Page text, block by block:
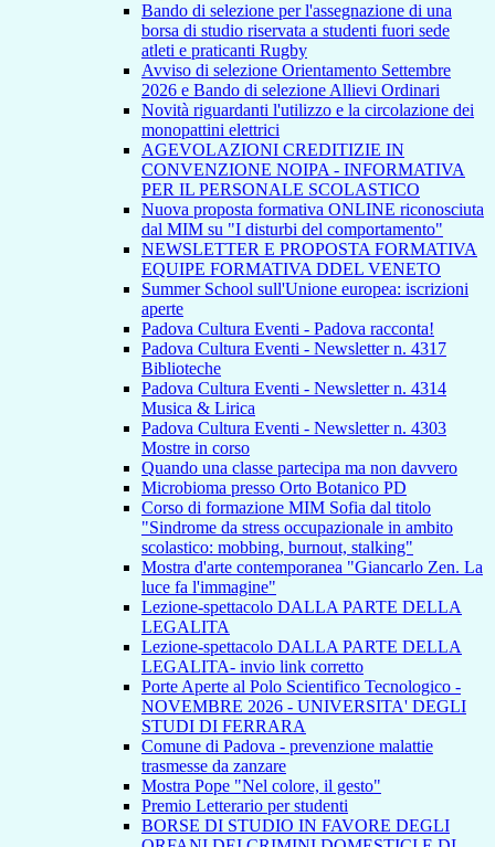
Bando di selezione per l'assegnazione di una
borsa di studio riservata a studenti fuori sede
atleti e praticanti Rugby
Avviso di selezione Orientamento Settembre
2026 e Bando di selezione Allievi Ordinari
Novità riguardanti l'utilizzo e la circolazione dei
monopattini elettrici
AGEVOLAZIONI CREDITIZIE IN
CONVENZIONE NOIPA - INFORMATIVA
PER IL PERSONALE SCOLASTICO
Nuova proposta formativa ONLINE riconosciuta
dal MIM su "I disturbi del comportamento"
NEWSLETTER E PROPOSTA FORMATIVA
EQUIPE FORMATIVA DDEL VENETO
Summer School sull'Unione europea: iscrizioni
aperte
Padova Cultura Eventi - Padova racconta!
Padova Cultura Eventi - Newsletter n. 4317
Biblioteche
Padova Cultura Eventi - Newsletter n. 4314
Musica & Lirica
Padova Cultura Eventi - Newsletter n. 4303
Mostre in corso
Quando una classe partecipa ma non davvero
Microbioma presso Orto Botanico PD
Corso di formazione MIM Sofia dal titolo
"Sindrome da stress occupazionale in ambito
scolastico: mobbing, burnout, stalking"
Mostra d'arte contemporanea "Giancarlo Zen. La
luce fa l'immagine"
Lezione-spettacolo DALLA PARTE DELLA
LEGALITA
Lezione-spettacolo DALLA PARTE DELLA
LEGALITA- invio link corretto
Porte Aperte al Polo Scientifico Tecnologico -
NOVEMBRE 2026 - UNIVERSITA' DEGLI
STUDI DI FERRARA
Comune di Padova - prevenzione malattie
trasmesse da zanzare
Mostra Pope "Nel colore, il gesto"
Premio Letterario per studenti
BORSE DI STUDIO IN FAVORE DEGLI